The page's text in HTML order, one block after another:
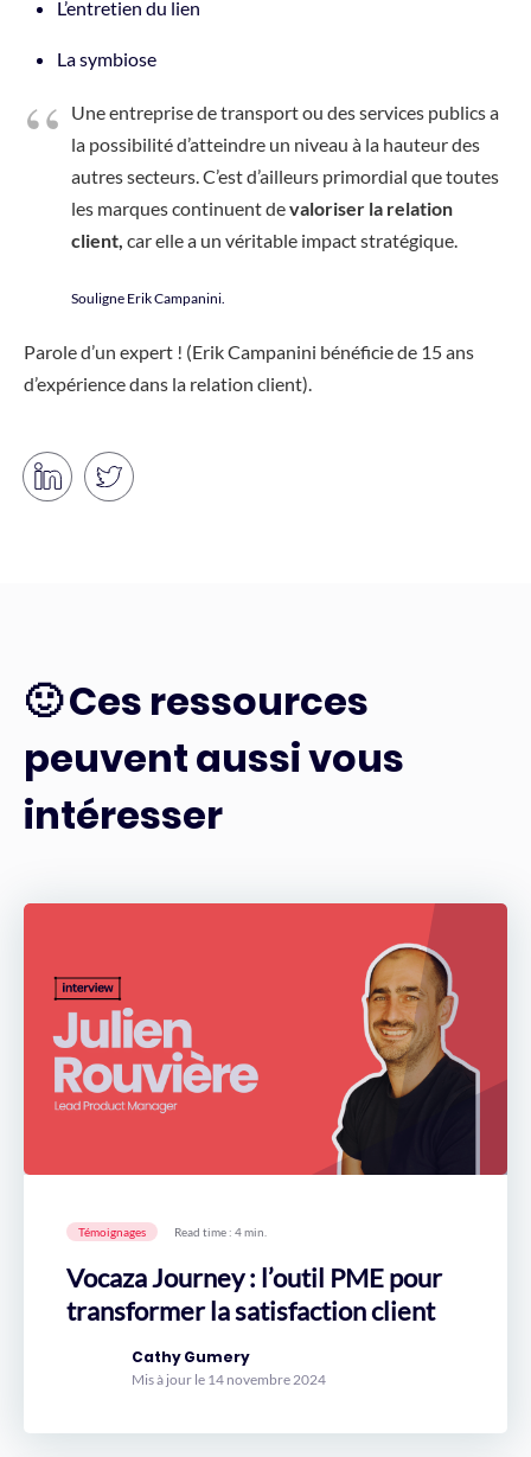
L’entretien du lien
La symbiose
Une entreprise de transport ou des services publics a
la possibilité d’atteindre un niveau à la hauteur des
autres secteurs. C’est d’ailleurs primordial que toutes
les marques continuent devaloriser la relation
client, car elle a un véritable impact stratégique.
Souligne Erik Campanini.
Parole d’un expert ! (Erik Campanini bénéficie de 15 ans
d’expérience dans la relation client).
🙂 Ces ressources
peuvent aussi vous
intéresser
Témoignages Read time : 4 min.
Vocaza Journey : l’outil PME pour
transformer la satisfaction client
Cathy Gumery
Mis à jour le 14 novembre 2024